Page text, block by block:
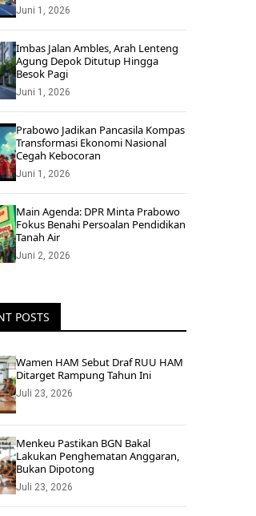
Juni 1, 2026
Imbas Jalan Ambles, Arah Lenteng
Agung Depok Ditutup Hingga
Besok Pagi
Juni 1, 2026
Prabowo Jadikan Pancasila Kompas
Transformasi Ekonomi Nasional
Cegah Kebocoran
Juni 1, 2026
Main Agenda: DPR Minta Prabowo
Fokus Benahi Persoalan Pendidikan
Tanah Air
Juni 2, 2026
POSTS
Wamen HAM Sebut Draf RUU HAM
Ditarget Rampung Tahun Ini
Juli 23, 2026
Menkeu Pastikan BGN Bakal
Lakukan Penghematan Anggaran,
Bukan Dipotong
Juli 23, 2026